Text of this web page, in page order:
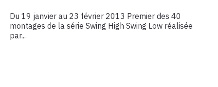
Du 19 janvier au 23 février 2013 Premier des 40
montages de la série Swing High Swing Low réalisée
par...